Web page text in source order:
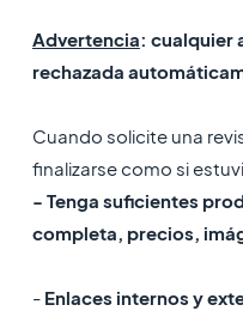
Advertencia: cualquier
rechazada
Cuando solicite una
finalizarse como si
- Tenga suficientes
completa, precios,
- ​Enlaces internos y